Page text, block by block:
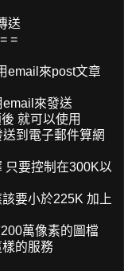
送
=
email來post文章
來發送
就可以使用
到電子郵件算網
只要控制在300K以
要小於225K 加上
萬像素的圖檔
的服務